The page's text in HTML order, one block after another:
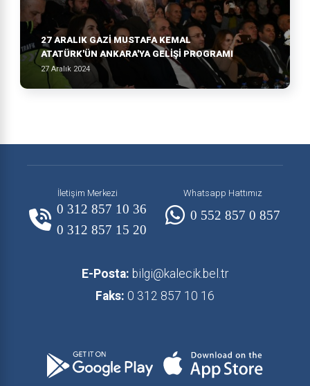
27 ARALIK GAZİ MUSTAFA KEMAL
ATATÜRK'ÜN ANKARA'YA GELİŞİ PROGRAMI
27 Aralık 2024
İletişim Merkezi
0 312 857 10 36
0 312 857 15 20
Whatsapp Hattımız
0 552 857 0 857
E-Posta: bilgi@kalecik.bel.tr
Faks: 0 312 857 10 16